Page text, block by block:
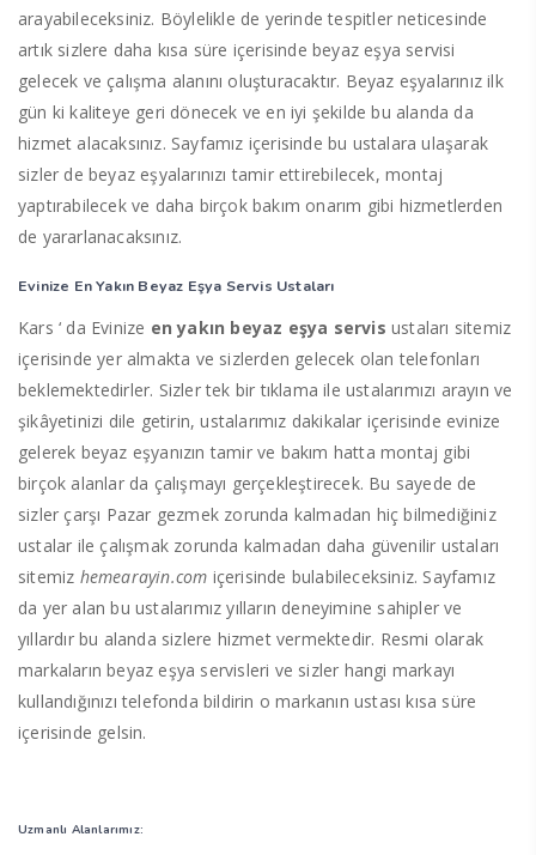
arayabileceksiniz. Böylelikle de yerinde tespitler neticesinde
artık sizlere daha kısa süre içerisinde beyaz eşya servisi
gelecek ve çalışma alanını oluşturacaktır. Beyaz eşyalarınız ilk
gün ki kaliteye geri dönecek ve en iyi şekilde bu alanda da
hizmet alacaksınız. Sayfamız içerisinde bu ustalara ulaşarak
sizler de beyaz eşyalarınızı tamir ettirebilecek, montaj
yaptırabilecek ve daha birçok bakım onarım gibi hizmetlerden
de yararlanacaksınız.
Evinize En Yakın Beyaz Eşya Servis Ustaları
Kars ‘ da Evinize en yakın beyaz eşya servis ustaları sitemiz
içerisinde yer almakta ve sizlerden gelecek olan telefonları
beklemektedirler. Sizler tek bir tıklama ile ustalarımızı arayın ve
şikâyetinizi dile getirin, ustalarımız dakikalar içerisinde evinize
gelerek beyaz eşyanızın tamir ve bakım hatta montaj gibi
birçok alanlar da çalışmayı gerçekleştirecek. Bu sayede de
sizler çarşı Pazar gezmek zorunda kalmadan hiç bilmediğiniz
ustalar ile çalışmak zorunda kalmadan daha güvenilir ustaları
sitemiz hemearayin.com içerisinde bulabileceksiniz. Sayfamız
da yer alan bu ustalarımız yılların deneyimine sahipler ve
yıllardır bu alanda sizlere hizmet vermektedir. Resmi olarak
markaların beyaz eşya servisleri ve sizler hangi markayı
kullandığınızı telefonda bildirin o markanın ustası kısa süre
içerisinde gelsin.
Uzmanlı Alanlarımız: